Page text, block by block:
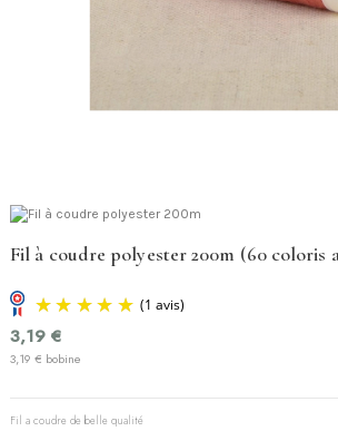
Fil à coudre polyester 200m (60 coloris
3,19 €
3,19 € bobine
Fil a coudre de belle qualité